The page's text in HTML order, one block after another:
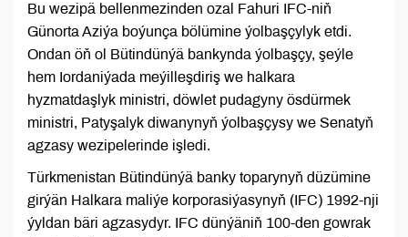
Bu wezipä bellenmezinden ozal Fahuri IFC-niň
Günorta Aziýa boýunça bölümine ýolbaşçylyk etdi.
Ondan öň ol Bütindünýä bankynda ýolbaşçy, şeýle
hem Iordaniýada meýilleşdiriş we halkara
hyzmatdaşlyk ministri, döwlet pudagyny ösdürmek
ministri, Patyşalyk diwanynyň ýolbaşçysy we Senatyň
agzasy wezipelerinde işledi.
Türkmenistan Bütindünýä banky toparynyň düzümine
girýän Halkara maliýe korporasiýasynyň (IFC) 1992-nji
ýyldan bäri agzasydyr. IFC dünýäniň 100-den gowrak